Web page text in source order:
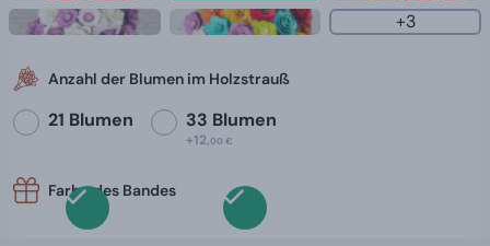
+3
Anzahl der Blumen im Holzstrauß
21 Blumen 33 Blumen
+12,00 €
Farbe des Bandes